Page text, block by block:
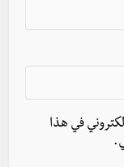
في هذا